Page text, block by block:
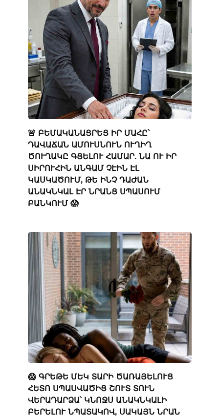
🚨 ԲԵՄԱԿԱՆԱՑՐԵՑ ԻՐ ՄԱՀԸ՝
ԴԱՎԱՃԱՆ ԱՄՈՒՍՆՈՒՆ ՈՒՂԻՂ
ԾՈՒՂԱԿԸ ԳՑԵԼՈՒ ՀԱՄԱՐ. ՆԱ ՈՒ ԻՐ
ՍԻՐՈՒՀԻՆ ԱՆԳԱՄ ՉԷԻՆ ԷԼ
ԿԱՍԿԱԾՈՒՄ, ԹԵ ԻՆՉ ԴԱԺԱՆ
ԱՆԱԿՆԿԱԼ ԷՐ ՆՐԱՆՑ ՍՊԱՍՈՒՄ
ԲԱՆԿՈՒՄ 😱
😱 ԳՐԵԹԵ ՄԵԿ ՏԱՐԻ ԾԱՌԱՅԵԼՈՒՑ
ՀԵՏՈ ՍՊԱՍՎԱԾԻՑ ՇՈՒՏ ՏՈՒՆ
ՎԵՐԱԴԱՐՁԱ՝ ԿՆՈՋՍ ԱՆԱԿՆԿԱԼԻ
ԲԵՐԵԼՈՒ ՆՊԱՏԱԿՈՎ, ՍԱԿԱՅՆ ՆՐԱՆ